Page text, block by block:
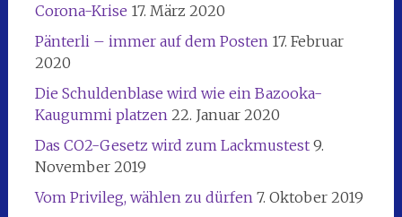
Corona-Krise 17. März 2020
Pänterli – immer auf dem Posten 17. Februar
2020
Die Schuldenblase wird wie ein Bazooka-
Kaugummi platzen 22. Januar 2020
Das CO2-Gesetz wird zum Lackmustest 9.
November 2019
Vom Privileg, wählen zu dürfen 7. Oktober 2019